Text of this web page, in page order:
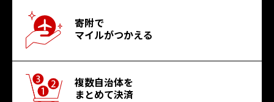
寄附で
マイルがつかえる
複数自治体を
まとめて決済